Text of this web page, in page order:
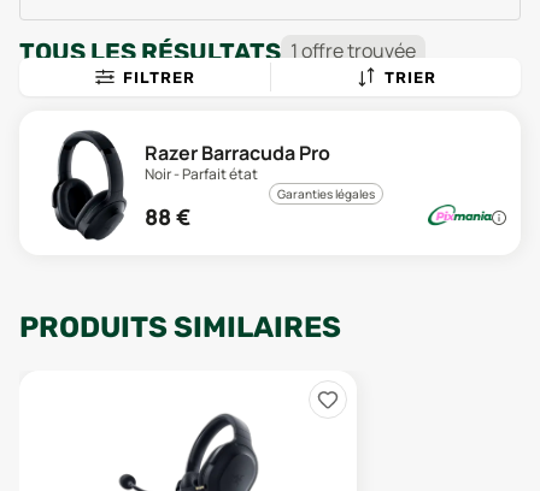
TOUS LES RÉSULTATS 1offretrouvée
FILTRER TRIER
Razer Barracuda Pro
Noir - Parfait état
Garanties légales
88 €
PRODUITS SIMILAIRES